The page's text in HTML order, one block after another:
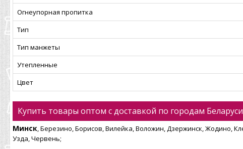
Огнеупорная пропитка
Тип
Тип манжеты
Утепленные
Цвет
Купить товары оптом с доставкой по городам
Минск, Березино, Борисов, Вилейка, Воложин, Дзержинск, Жодино,
Узда, Червень;